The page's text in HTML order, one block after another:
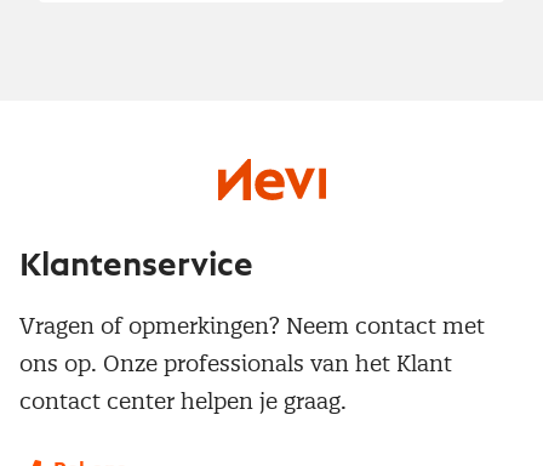
Klantenservice
Vragen of opmerkingen? Neem contact met
ons op. Onze professionals van het Klant
contact center helpen je graag.